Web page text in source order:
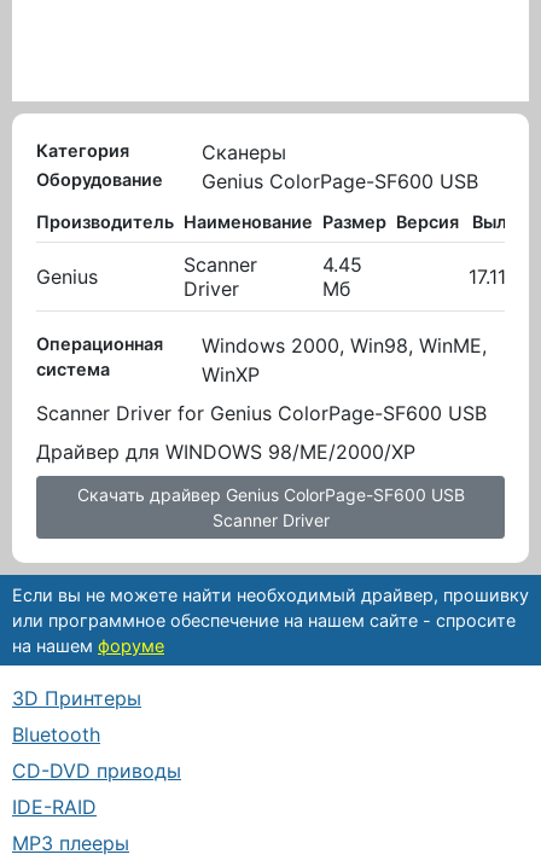
Категория Сканеры
Оборудование Genius ColorPage-SF600 USB
Производитель Наименование Размер Версия
Genius
Scanner
Driver
4.45
Мб
Операционная
система
Windows 2000, Win98, WinME,
WinXP
Scanner Driver for Genius ColorPage-SF600 USB
Драйвер для WINDOWS 98/ME/2000/XP
Скачать драйвер Genius ColorPage-SF600 USB
Scanner Driver
Если вы не можете найти необходимый драйвер, прошивку
или программное обеспечение на нашем сайте - спросите
на нашем форуме
3D Принтеры
Bluetooth
CD-DVD приводы
IDE-RAID
MP3 плееры